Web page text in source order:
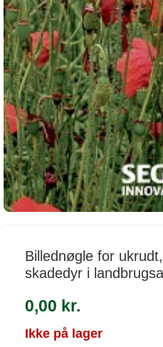
Billednøgle for
skadedyr i
0,00 kr.
Ikke på lager